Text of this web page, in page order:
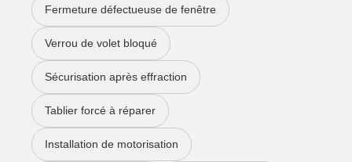
Fermeture défectueuse de fenêtre
Verrou de volet bloqué
Sécurisation après effraction
Tablier forcé à réparer
Installation de motorisation